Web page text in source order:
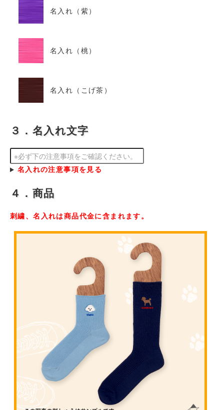
名入れ（紫）
名入れ（桃）
名入れ（こげ茶）
３．名入れ文字
名入れの注意事項を見る
４．商品
刺繍、名入れは商品代金に含まれます。